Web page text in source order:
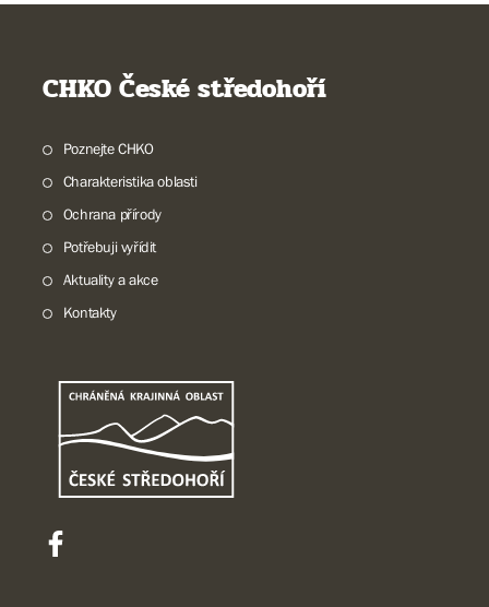
CHKO České středohoří
Poznejte CHKO
Charakteristika oblasti
Ochrana přírody
Potřebuji vyřídit
Aktuality a akce
Kontakty